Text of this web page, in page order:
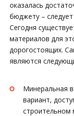
оказалась
бюджету –
Сегодня
материалов для
дорогостоящих.
являются
Минеральная
вариант,
строительном